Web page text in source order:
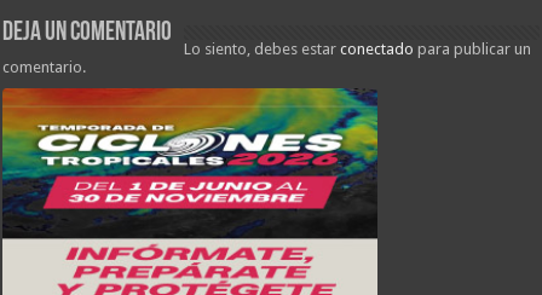
Deja un comentario
Lo siento, debes estarconectado para publicar un
comentario.